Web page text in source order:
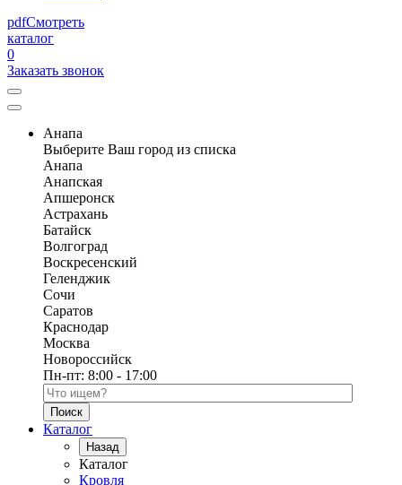
pdfСмотреть
каталог
0
Заказать звонок
Анапа
Выберите Ваш город из списка
Анапа
Анапская
Апшеронск
Астрахань
Батайск
Волгоград
Воскресенский
Геленджик
Сочи
Саратов
Краснодар
Москва
Новороссийск
Пн-пт: 8:00 - 17:00
Поиск по каталогу
Каталог
Назад
Каталог
Кровля